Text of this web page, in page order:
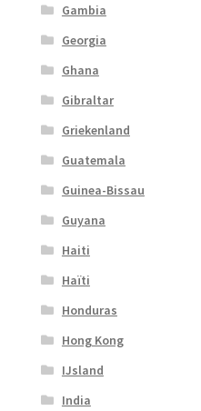
Gambia
Georgia
Ghana
Gibraltar
Griekenland
Guatemala
Guinea-Bissau
Guyana
Haiti
Haïti
Honduras
Hong Kong
IJsland
India